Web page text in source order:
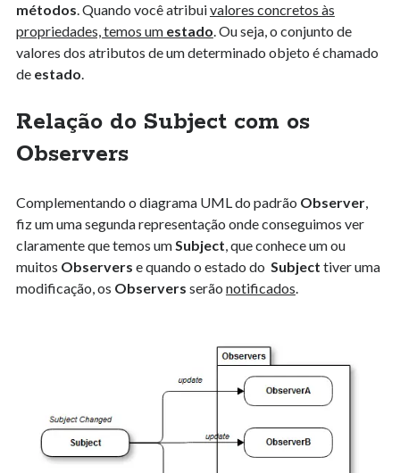
métodos. Quando você atribuivalores concretos às
propriedades, temos umestado. Ou seja, o conjunto de
valores dos atributos de um determinado objeto é chamado
de estado.
Relação do Subject com os
Observers
Complementando o diagrama UML do padrão Observer,
fiz um uma segunda representação onde conseguimos ver
claramente que temos umSubject, que conhece um ou
muitos Observers e quando o estado do Subject tiver uma
modificação, os Observers serão notificados.